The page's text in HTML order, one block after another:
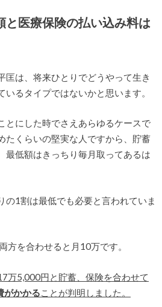
と医療保険の払い込み料は
匡は、将来ひとりでどうやって生き
るタイプではないかと思います。
とにした時でさえあらゆるケースで
たくらいの堅実な人ですから、貯蓄
最低額はきっちり毎月取ってあるは
の1割は最低でも必要と言われていま
方を合わせると月10万です。
万5,000円と貯蓄、保険を合わせて
がかかることが判明しました。